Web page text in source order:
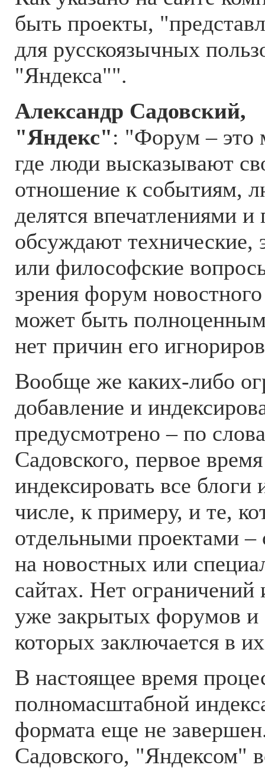
быть проекты,
для русскоязычных
"Яндекса"".
Александр Садовский,
"Яндекс": "Форум – это
где люди высказывают
отношение к событиям,
делятся впечатлениями
обсуждают технические,
или философские
зрения форум
может быть
нет причин его
Вообще же каких-либо
добавление и
предусмотрено – по
Садовского, первое
индексировать все
числе, к примеру, и те,
отдельными проектами
на новостных или
сайтах. Нет ограничений
уже закрытых форумов и
которых заключается в
В настоящее время
полномасштабной
формата еще не
Садовского, "Яндексом"